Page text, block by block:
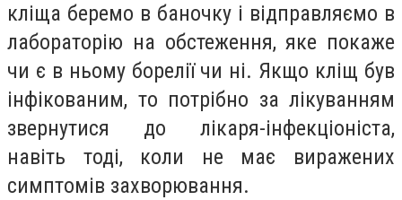
кліща беремо в баночку і відправляємо в
лабораторію на обстеження, яке покаже
чи є в ньому борелії чи ні. Якщо кліщ був
інфікованим, то потрібно за лікуванням
звернутися до лікаря-інфекціоніста,
навіть тоді, коли не має виражених
симптомів захворювання.